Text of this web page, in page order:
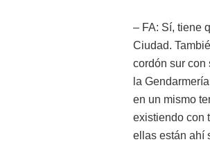
– FA: Sí, tiene
Ciudad.
cordón sur con
la
en un mismo
existiendo con
ellas están ahí